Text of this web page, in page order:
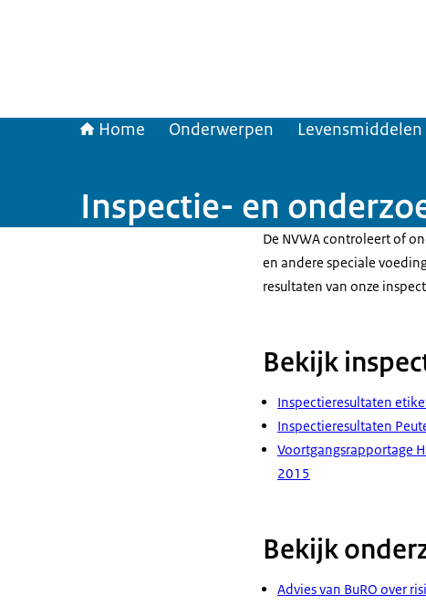
Home Onderwerpen
Inspectie- en
De NVWA controleert of
en andere speciale
resultaten van onze
Bekijk
Inspectieresultaten
Inspectieresultaten
Voortgangsrapportage
2015
Bekijk
Advies van BuRO over